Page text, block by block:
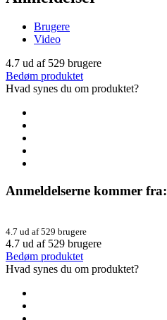
Brugere
Video
4.7 ud af 529 brugere
Bedøm produktet
Hvad synes du om produktet?
Anmeldelserne kommer fra:
4.7 ud af 529 brugere
4.7 ud af 529 brugere
Bedøm produktet
Hvad synes du om produktet?